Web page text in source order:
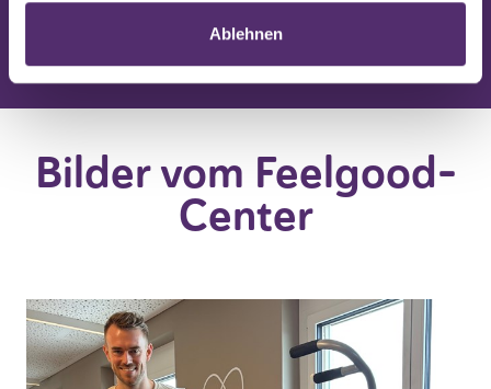
Ablehnen
Bilder vom Feelgood-
Center